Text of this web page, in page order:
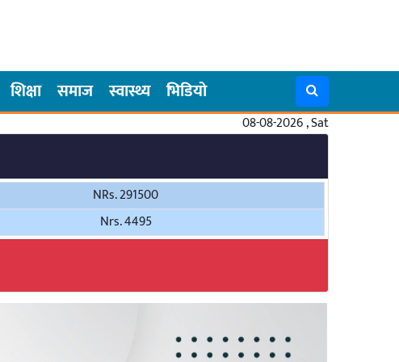
शिक्षा समाज स्वास्थ्य भिडियो
08-08-2026 , Sat
NRs. 291500
Nrs. 4495